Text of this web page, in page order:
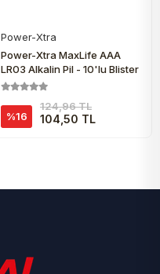
Power-Xtra
Power-Xtra MaxLife AAA
LR03 Alkalin Pil - 10'lu Blister
%16
124,96 TL
104,50 TL